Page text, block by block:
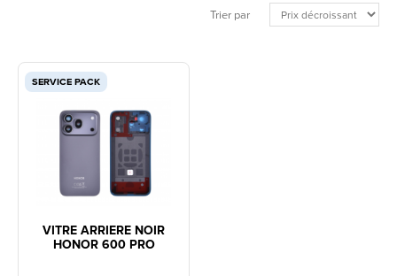
Trier par
SERVICE PACK
VITRE ARRIERE NOIR
HONOR 600 PRO